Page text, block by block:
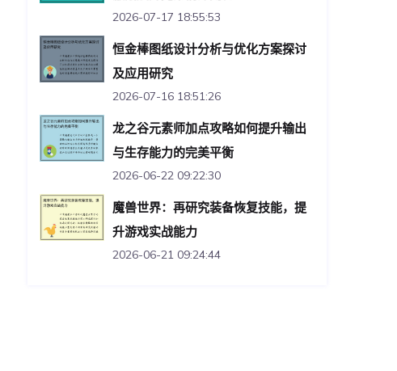
2026-07-17 18:55:53
恒金棒图纸设计分析与优化方案探讨
及应用研究
2026-07-16 18:51:26
龙之谷元素师加点攻略如何提升输出
与生存能力的完美平衡
2026-06-22 09:22:30
魔兽世界：再研究装备恢复技能，提
升游戏实战能力
2026-06-21 09:24:44